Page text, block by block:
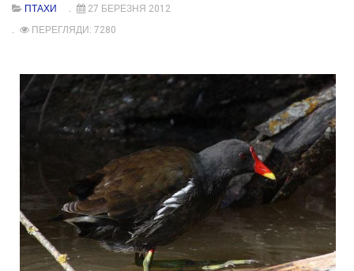
ПТАХИ
27 БЕРЕЗНЯ 2012
ПЕРЕГЛЯДИ: 7280